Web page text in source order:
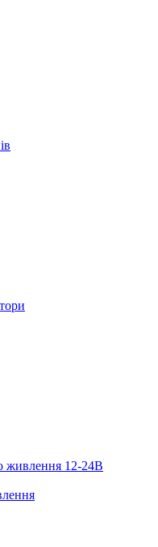
живлення 12-24В